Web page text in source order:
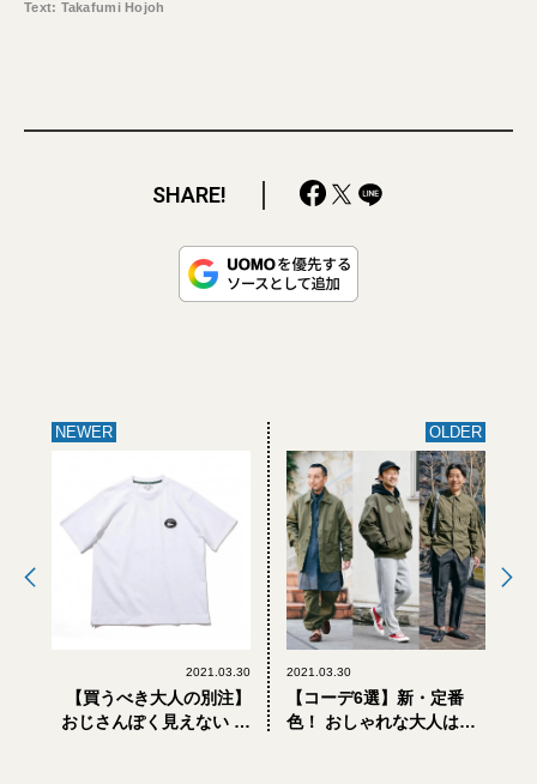
Text: Takafumi Hojoh
SHARE!
NEWER
2021.03.30
【買うべき大人の別注】
おじさんぽく見えない ラ
OLDER
2021.03.30
【コーデ6選】新・定番
色！ おしゃれな大人は